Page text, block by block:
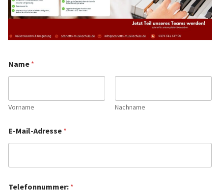
Name *
Vorname Nachname
E-Mail-Adresse *
Telefonnummer: *